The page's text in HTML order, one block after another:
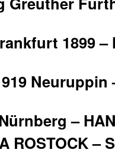
1899 –
Neuruppin
–
ROSTOCK –